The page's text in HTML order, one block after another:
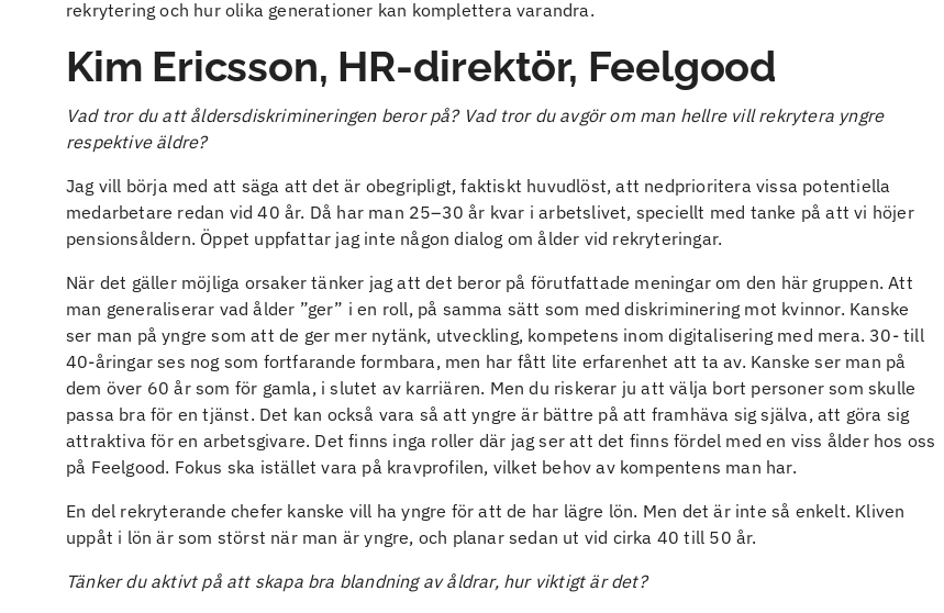
rekrytering och hur olika generationer kan komplettera varandra.
Kim Ericsson, HR-direktör, Feelgood
Vad tror du att åldersdiskrimineringen beror på? Vad tror du avgör om man hellre vill rekrytera yngre
respektive äldre?
Jag vill börja med att säga att det är obegripligt, faktiskt huvudlöst, att nedprioritera vissa potentiella
medarbetare redan vid 40 år. Då har man 25–30 år kvar i arbetslivet, speciellt med tanke på att vi höjer
pensionsåldern. Öppet uppfattar jag inte någon dialog om ålder vid rekryteringar.
När det gäller möjliga orsaker tänker jag att det beror på förutfattade meningar om den här gruppen. Att
man generaliserar vad ålder ”ger” i en roll, på samma sätt som med diskriminering mot kvinnor. Kanske
ser man på yngre som att de ger mer nytänk, utveckling, kompetens inom digitalisering med mera. 30- till
40-åringar ses nog som fortfarande formbara, men har fått lite erfarenhet att ta av. Kanske ser man på
dem över 60 år som för gamla, i slutet av karriären. Men du riskerar ju att välja bort personer som skulle
passa bra för en tjänst. Det kan också vara så att yngre är bättre på att framhäva sig själva, att göra sig
attraktiva för en arbetsgivare. Det finns inga roller där jag ser att det finns fördel med en viss ålder hos oss
på Feelgood. Fokus ska istället vara på kravprofilen, vilket behov av kompentens man har.
En del rekryterande chefer kanske vill ha yngre för att de har lägre lön. Men det är inte så enkelt. Kliven
uppåt i lön är som störst när man är yngre, och planar sedan ut vid cirka 40 till 50 år.
Tänker du aktivt på att skapa bra blandning av åldrar, hur viktigt är det?